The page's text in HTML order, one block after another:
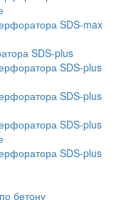
SDS-max
SDS-plus
SDS-plus
SDS-plus
SDS-plus
SDS-plus
бетону